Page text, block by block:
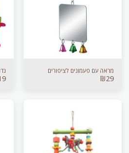
מראה עם פעמונים לציפורים
₪29